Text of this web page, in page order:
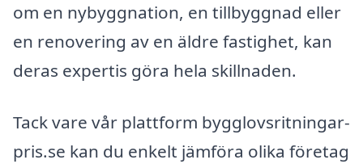
om en nybyggnation, en tillbyggnad eller
en renovering av en äldre fastighet, kan
deras expertis göra hela skillnaden.
Tack vare vår plattform bygglovsritningar-
pris.se kan du enkelt jämföra olika företag